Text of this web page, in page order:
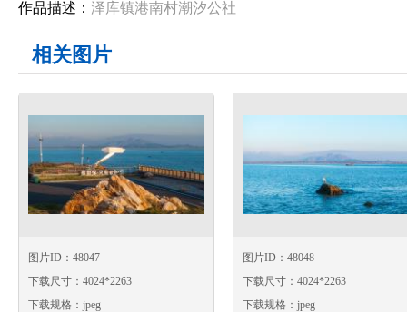
作品描述： 泽库镇港南村潮汐公社
相关图片
图片ID：48047
下载尺寸：4024*2263
下载规格：jpeg
图片ID：48048
下载尺寸：4024*2263
下载规格：jpeg